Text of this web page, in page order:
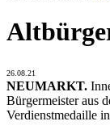
26.08.21
NEUMARKT.
Bürgermeister aus
Verdienstmedaille